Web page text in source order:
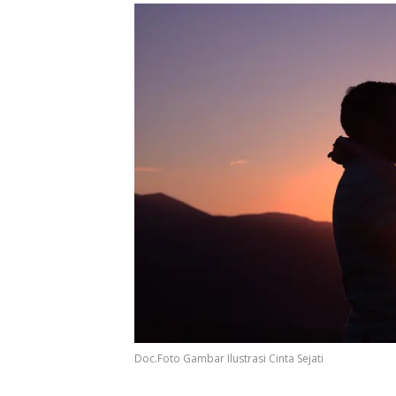
Doc.Foto Gambar Ilustrasi Cinta Sejati